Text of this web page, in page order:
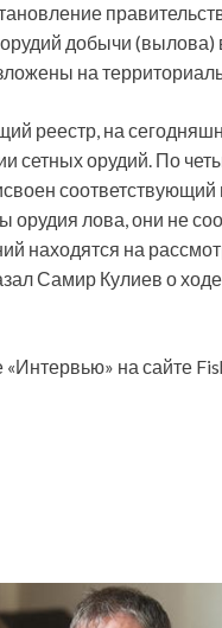
добычи
на
реестр, на
сетных орудий. По
орудия лова, они не
находятся на
Самир Кулиев о
на сайте